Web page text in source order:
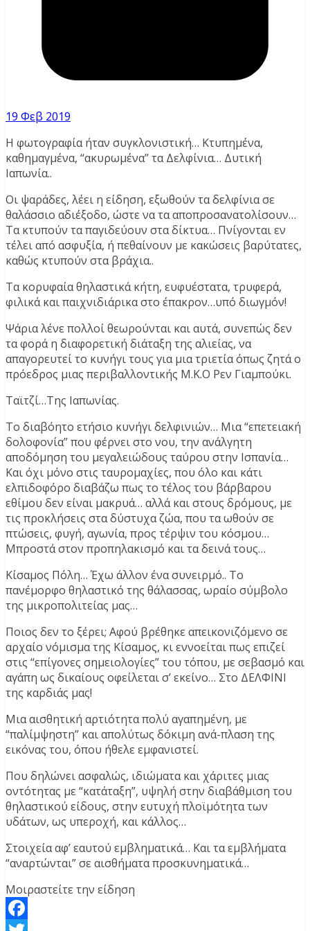
19 Φεβ 2019
Η φωτογραφία ήταν συγκλονιστική… Κτυπημένα,
καθημαγμένα, “ακυρωμένα” τα Δελφίνια… Δυτική
Ιαπωνία..
Οι ψαράδες, λέει η είδηση, εξωθούν τα δελφίνια σε
θαλάσσιο αδιέξοδο, ώστε να τα αποπροσανατολίσουν…
Τα κτυπούν τα παγιδεύουν στα δίκτυα… Πνίγονται εν
τέλει από ασφυξία, ή πεθαίνουν με κακώσεις βαρύτατες,
καθώς κτυπούν στα βράχια..
Τα κορυφαία θηλαστικά κήτη, ευφυέστατα, τρυφερά,
φιλικά και παιχνιδιάρικα στο έπακρον…υπό διωγμόν!
Ψάρια λένε πολλοί θεωρούνται και αυτά, συνεπώς δεν
τα φορά η διαφορετική διάταξη της αλιείας, να
απαγορευτεί το κυνήγι τους για μια τριετία όπως ζητά ο
πρόεδρος μιας περιβαλλοντικής Μ.Κ.Ο Ρεν Γιαμπούκι.
Ταϊτζί…Της Ιαπωνίας.
Το διαβόητο ετήσιο κυνήγι δελφινιών… Μια “επετειακή
δολοφονία” που φέρνει στο νου, την ανάλγητη
αποδόμηση του μεγαλειώδους ταύρου στην Ισπανία…
Και όχι μόνο στις ταυρομαχίες, που όλο και κάτι
ελπιδοφόρο διαβάζω πως το τέλος του βάρβαρου
εθίμου δεν είναι μακρυά… αλλά και στους δρόμους, με
τις προκλήσεις στα δύστυχα ζώα, που τα ωθούν σε
πτώσεις, φυγή, αγωνία, προς τέρψιν του κόσμου…
Μπροστά στον προπηλακισμό και τα δεινά τους…
Κίσαμος Πόλη… Έχω άλλον ένα συνειρμό.. Το
πανέμορφο θηλαστικό της θάλασσας, ωραίο σύμβολο
της μικροπολιτείας μας…
Ποιος δεν το ξέρει; Αφού βρέθηκε απεικονιζόμενο σε
αρχαίο νόμισμα της Κίσαμος, κι εννοείται πως επιζεί
στις “επίγονες σημειολογίες” του τόπου, με σεβασμό και
αγάπη ως δικαίους οφείλεται σ’ εκείνο… Στο ΔΕΛΦΙΝΙ
της καρδιάς μας!
Μια αισθητική αρτιότητα πολύ αγαπημένη, με
“παλίμψηστη” και απολύτως δόκιμη ανά-πλαση της
εικόνας του, όπου ήθελε εμφανιστεί.
Που δηλώνει ασφαλώς, ιδιώματα και χάριτες μιας
οντότητας με “κατάταξη”, υψηλή στην διαβάθμιση του
θηλαστικού είδους, στην ευτυχή πλοϊμότητα των
υδάτων, ως υπεροχή, και κάλλος…
Στοιχεία αφ’ εαυτού εμβληματικά… Και τα εμβλήματα
“αναρτώνται” σε αισθήματα προσκυνηματικά…
Μοιραστείτε την είδηση